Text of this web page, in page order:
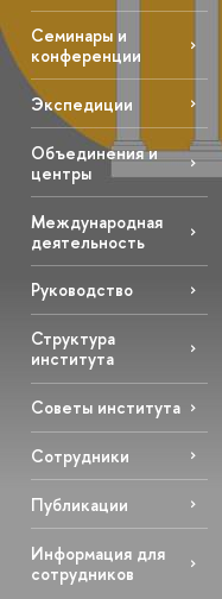
Семинары и
конференции
Экспедиции
Объединения и
центры
Международная
деятельность
Руководство
Структура
института
Советы института
Сотрудники
Публикации
Информация для
сотрудников